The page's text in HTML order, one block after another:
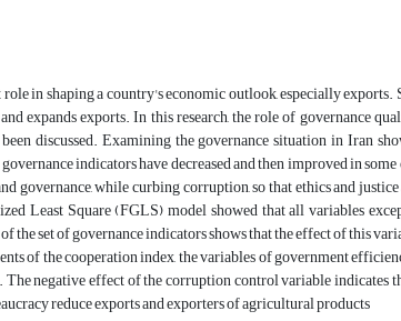
in shaping a country's economic outlook, especially
expands exports. In this research, the role of governance
discussed. Examining the governance situation in Iran
indicators have decreased and then improved in
governance, while curbing corruption, so that ethics and
Least Square (FGLS) model showed that all variables
the set of governance indicators shows that the effect of this
of the cooperation index, the variables of government
negative effect of the corruption control variable
reduce exports and exporters of agricultural products